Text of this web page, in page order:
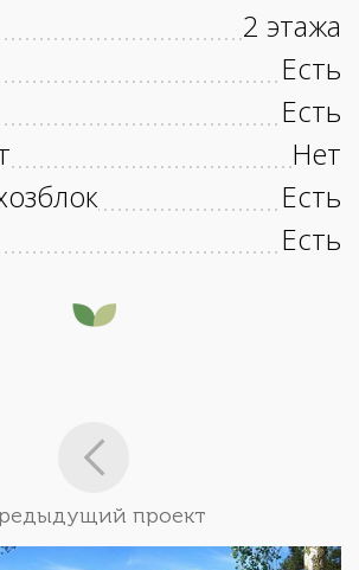
2 этажа
Есть
Есть
Нет
Есть
Есть
проект